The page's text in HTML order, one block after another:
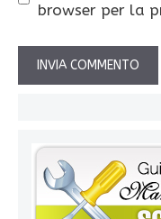
browser per la